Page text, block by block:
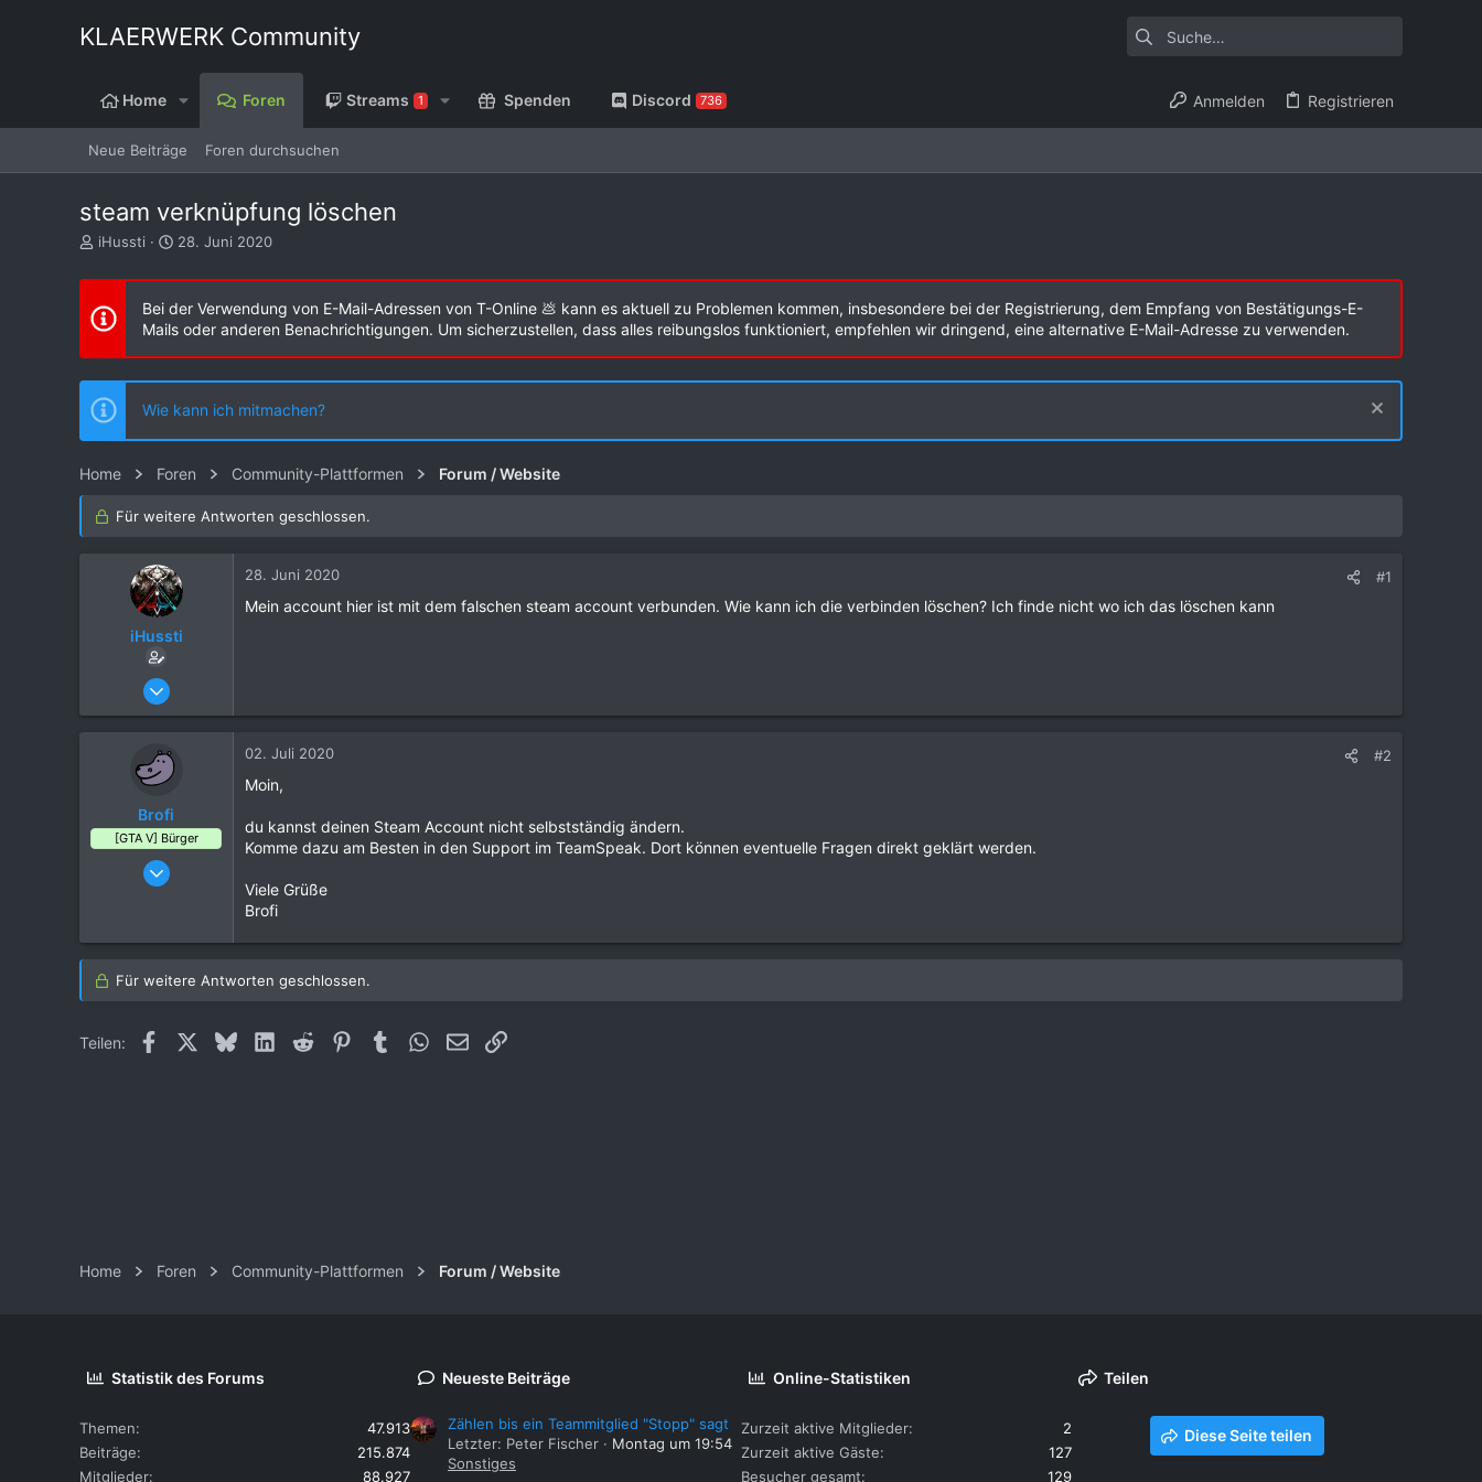
KLAERWERK Community
Home Foren Streams 1 Spenden Discord 736 Anmelden Registrieren
Neue Beiträge Foren durchsuchen
steam verknüpfung löschen
E
s
e
l
e
r
iHussti
E
s
t
e
l
l
t
m
28. Juni 2020
Bei der Verwendung von E-Mail-Adressen von T-Online 💩 kann es aktuell zu Problemen kommen, insbesondere bei der Registrierung, dem Empfang von Bestätigungs-E-
Mails oder anderen Benachrichtigungen. Um sicherzustellen, dass alles reibungslos funktioniert, empfehlen wir dringend, eine alternative E-Mail-Adresse zu verwenden.
Wie kann ich mitmachen?
Home Foren Community-Plattformen Forum / Website
Für weitere Antworten geschlossen.
iHussti
0
28. Juni 2020 #1
Mein account hier ist mit dem falschen steam account verbunden. Wie kann ich die verbinden löschen? Ich finde nicht wo ich das löschen kann
Brofi
[GTA V] Bürger
80
02. Juli 2020 #2
Moin,
du kannst deinen Steam Account nicht selbstständig ändern.
Komme dazu am Besten in den Support im TeamSpeak. Dort können eventuelle Fragen direkt geklärt werden.
Viele Grüße
Brofi
Für weitere Antworten geschlossen.
Teilen: FacebookX (Twitter)
BlueskyLinkedIn
Reddit PinterestTumblrWhatsApp
E-MailLink
Home Foren Community-Plattformen Forum / Website
Statistik des Forums
Themen
47.913
Beiträge
215.874
Mitglieder
88.927
Neueste Beiträge
Zählen bis ein Teammitglied "Stopp" sagt
Letzter: Peter Fischer
Montag um 19:54
Sonstiges
Online-Statistiken
Zurzeit aktive Mitglieder
2
Zurzeit aktive Gäste
127
Besucher gesamt
129
Teilen
Diese Seite teilen